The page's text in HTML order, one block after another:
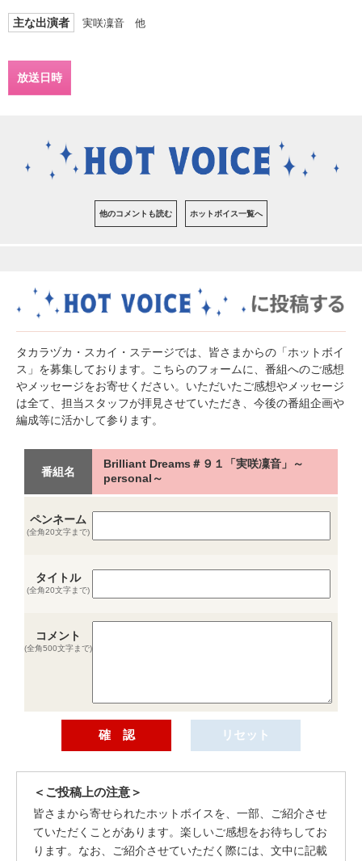
主な出演者 実咲凜音 他
放送日時
他のコメントも読む ホットボイス一覧へ
タカラヅカ・スカイ・ステージでは、皆さまからの「ホットボイ
ス」を募集しております。こちらのフォームに、番組へのご感想
やメッセージをお寄せください。いただいたご感想やメッセージ
は全て、担当スタッフが拝見させていただき、今後の番組企画や
編成等に活かして参ります。
番組名
Brilliant Dreams＃９１「実咲凜音」～
personal～
ペンネーム
(全角20文字まで)
タイトル
(全角20文字まで)
コメント
(全角500文字まで)
＜ご投稿上の注意＞
皆さまから寄せられたホットボイスを、一部、ご紹介させ
ていただくことがあります。楽しいご感想をお待ちしてお
ります。なお、ご紹介させていただく際には、文中に記載